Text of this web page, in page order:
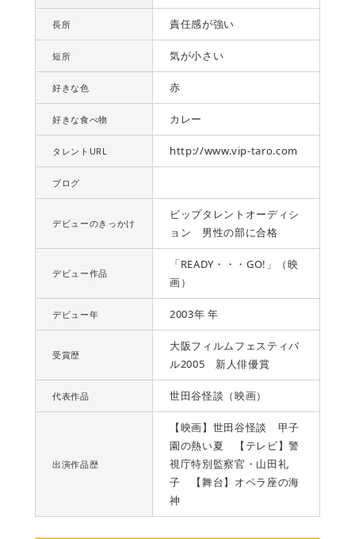
長所 責任感が強い
短所 気が小さい
好きな色 赤
好きな食べ物 カレー
タレントURL http://www.vip-taro.com
ブログ
デビューのきっかけ
ビップタレントオーディシ
ョン 男性の部に合格
デビュー作品
「READY・・・GO!」（映
画）
デビュー年 2003年 年
受賞歴
大阪フィルムフェスティバ
ル2005 新人俳優賞
代表作品 世田谷怪談（映画）
出演作品歴
【映画】世田谷怪談 甲子
園の熱い夏 【テレビ】警
視庁特別監察官・山田礼
子 【舞台】オペラ座の海
神